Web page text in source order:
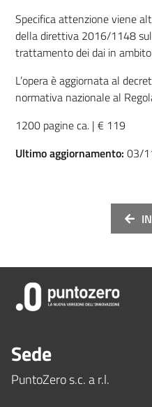
Specifica attenzione viene
della direttiva 2016/1148
trattamento dei dai in
L’opera è aggiornata al
normativa nazionale al
1200 pagine ca. | € 119
Ultimo aggiornamento: 03/
Sede
PuntoZero s.c. a r.l.